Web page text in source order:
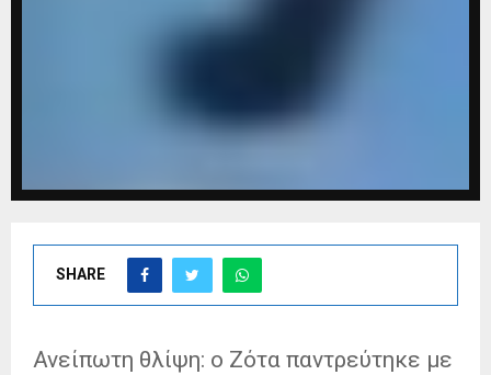
SHARE
Ανείπωτη θλίψη: ο Ζότα παντρεύτηκε με